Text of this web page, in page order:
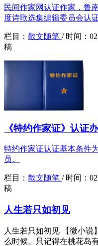
民间作家网认证作家，鲁
度诗歌选集编辑委员会认
栏目： 散文随笔 / 时间：
稿
《特约作家证》认证
特约作家证认证基本条件
员。
栏目： 散文随笔 / 时间：
稿
人生若只如初见
人生若只如初见 【微小说
么时候。只记得在桃花岛